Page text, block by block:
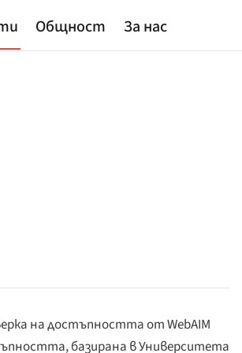
Общност За нас
на достъпността от WebAIM
базирана в Университета